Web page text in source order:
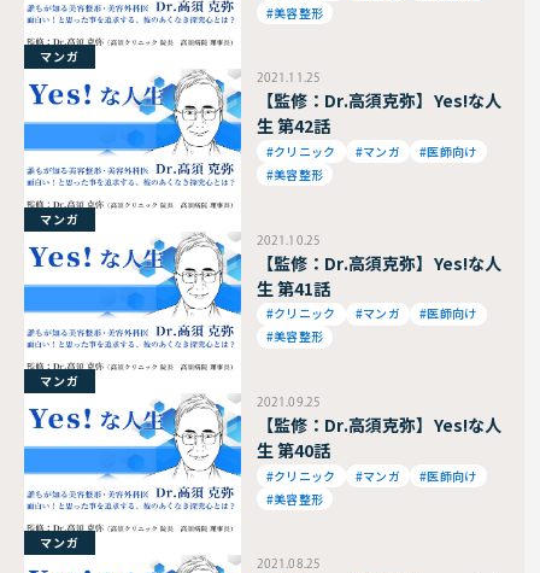
#美容整形
マンガ
2021.11.25
【監修：Dr.高須克弥】Yes!な人
生 第42話
#クリニック #マンガ
#医師向け
#美容整形
マンガ
2021.10.25
【監修：Dr.高須克弥】Yes!な人
生 第41話
#クリニック #マンガ
#医師向け
#美容整形
マンガ
2021.09.25
【監修：Dr.高須克弥】Yes!な人
生 第40話
#クリニック #マンガ
#医師向け
#美容整形
マンガ
2021.08.25